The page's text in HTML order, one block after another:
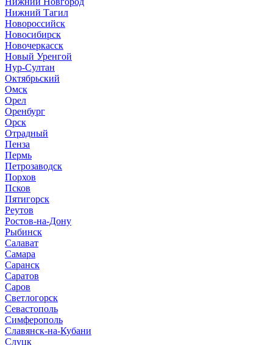
Нижний Тагил
Новороссийск
Новосибирск
Новочеркасск
Новый Уренгой
Нур-Султан
Октябрьский
Омск
Орел
Оренбург
Орск
Отрадный
Пенза
Пермь
Петрозаводск
Порхов
Псков
Пятигорск
Реутов
Ростов-на-Дону
Рыбинск
Салават
Самара
Саранск
Саратов
Саров
Светлогорск
Севастополь
Симферополь
Славянск-на-Кубани
Слуцк